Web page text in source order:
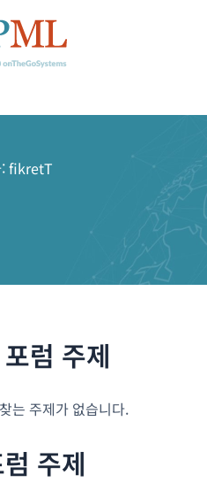
: fikretT
럼 주제
는 주제가 없습니다.
주제